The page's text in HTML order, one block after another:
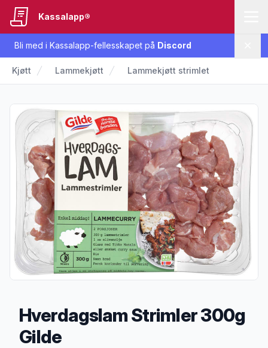
Bli med i Kassalapp-fellesskapet på Discord
Kassalapp®
Kjøtt Lammekjøtt Lammekjøtt strimlet
Hverdagslam Strimler 300g
Gilde